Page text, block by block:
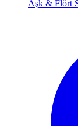
Aşk & Flört